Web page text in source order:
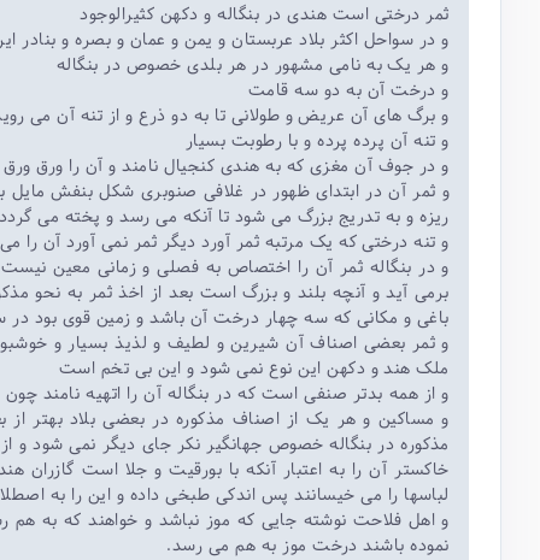
ثمر درختی است هندی در بنگاله و دکهن کثیرالوجود
و در سواحل اکثر بلاد عربستان و یمن و عمان و بصره و بنادر
و هر یک به نامی مشهور در هر بلدی خصوص در بنگاله
و درخت آن به دو سه قامت
و برگ های آن عریض و طولانی تا به دو ذرع و از تنه آن می
و تنه آن پرده پرده و با رطوبت بسیار
و در جوف آن مغزی که به هندی کنجیال نامند و آن را ورق ورق
و ثمر آن در ابتدای ظهور در غلافی صنوبری شکل بنفش
ریزه و به تدریج بزرگ می شود تا آنکه می رسد و پخته می
و تنه درختی که یک مرتبه ثمر آورد دیگر ثمر نمی آورد آن را
و در بنگاله ثمر آن را اختصاص به فصلی و زمانی معین
برمی آید و آنچه بلند و بزرگ است بعد از اخذ ثمر به نحو
باغی و مکانی که سه چهار درخت آن باشد و زمین قوی بود
و ثمر بعضی اصناف آن شیرین و لطیف و لذیذ بسیار و خوشبو
ملک هند و دکهن این نوع نمی شود و این بی تخم است
و از همه بدتر صنفی است که در بنگاله آن را اتهیه نامند
و مساکین و هر یک از اصناف مذکوره در بعضی بلاد
مذکوره در بنگاله خصوص جهانگیر نکر جای دیگر نمی شود
خاکستر آن را به اعتبار آنکه با بورقیت و جلا است
لباسها را می خیسانند پس اندکی طبخی داده و این را به
و اهل فلاحت نوشته جایی که موز نباشد و خواهند که به
نموده باشند درخت موز به هم می رسد.